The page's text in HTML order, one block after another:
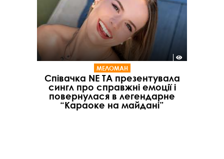
МЕЛОМАН
Співачка NE TA презентувала
сингл про справжні емоції і
повернулася в легендарне
“Караоке на майдані”